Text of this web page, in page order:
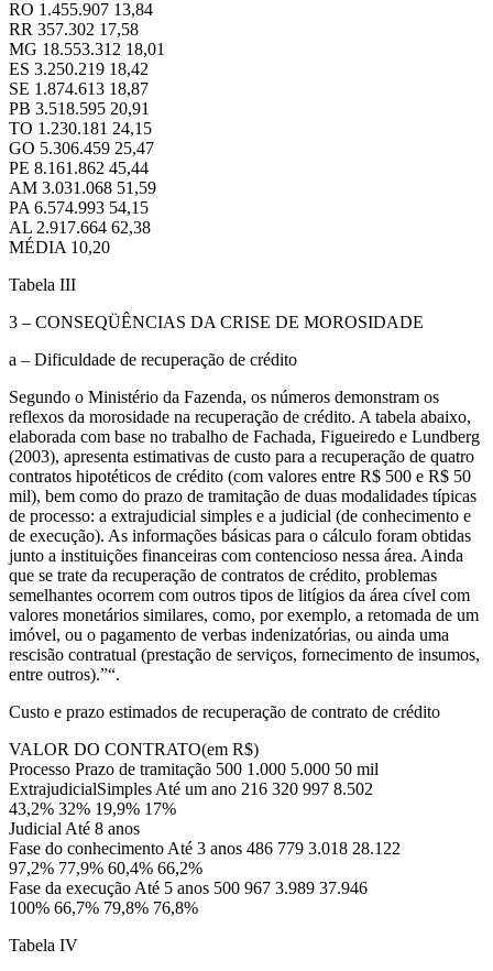
RO 1.455.907 13,84
RR 357.302 17,58
MG 18.553.312 18,01
ES 3.250.219 18,42
SE 1.874.613 18,87
PB 3.518.595 20,91
TO 1.230.181 24,15
GO 5.306.459 25,47
PE 8.161.862 45,44
AM 3.031.068 51,59
PA 6.574.993 54,15
AL 2.917.664 62,38
MÉDIA 10,20
Tabela III
3 – CONSEQÜÊNCIAS DA CRISE DE MOROSIDADE
a – Dificuldade de recuperação de crédito
Segundo o Ministério da Fazenda, os números demonstram os
reflexos da morosidade na recuperação de crédito. A tabela abaixo,
elaborada com base no trabalho de Fachada, Figueiredo e Lundberg
(2003), apresenta estimativas de custo para a recuperação de quatro
contratos hipotéticos de crédito (com valores entre R$ 500 e R$ 50
mil), bem como do prazo de tramitação de duas modalidades típicas
de processo: a extrajudicial simples e a judicial (de conhecimento e
de execução). As informações básicas para o cálculo foram obtidas
junto a instituições financeiras com contencioso nessa área. Ainda
que se trate da recuperação de contratos de crédito, problemas
semelhantes ocorrem com outros tipos de litígios da área cível com
valores monetários similares, como, por exemplo, a retomada de um
imóvel, ou o pagamento de verbas indenizatórias, ou ainda uma
rescisão contratual (prestação de serviços, fornecimento de insumos,
entre outros).”“.
Custo e prazo estimados de recuperação de contrato de crédito
VALOR DO CONTRATO(em R$)
Processo Prazo de tramitação 500 1.000 5.000 50 mil
ExtrajudicialSimples Até um ano 216 320 997 8.502
43,2% 32% 19,9% 17%
Judicial Até 8 anos
Fase do conhecimento Até 3 anos 486 779 3.018 28.122
97,2% 77,9% 60,4% 66,2%
Fase da execução Até 5 anos 500 967 3.989 37.946
100% 66,7% 79,8% 76,8%
Tabela IV